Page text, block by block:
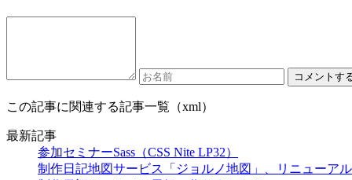
この記事に関連する記事一覧（xml）
最新記事
参加セミナーSass（CSS Nite LP32）
制作日記地図サービス「ジョルノ地図」、リニューアル